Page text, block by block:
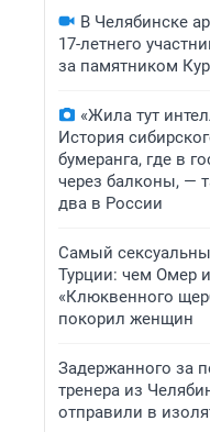
В Челябинске
17-летнего
за памятником
«Жила тут
История
бумеранга, где в
через балконы, —
два в России
Самый
Турции: чем Омер
«Клюквенного
покорил женщин
Задержанного за
тренера из
отправили в